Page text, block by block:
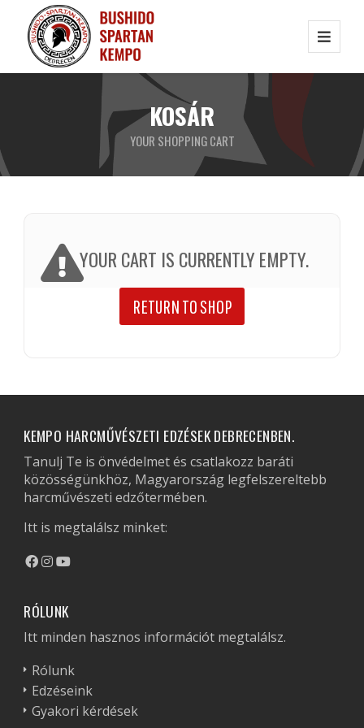
KOSÁR
YOUR SHOPPING CART
YOUR CART IS CURRENTLY EMPTY.
RETURN TO SHOP
KEMPO HARCMŰVÉSZETI EDZÉSEK DEBRECENBEN.
Tanulj Te is önvédelmet és csatlakozz baráti
közösségünkhöz, Magyarország legfelszereltebb
harcművészeti edzőtermében.
Itt is megtalálsz minket:
RÓLUNK
Itt minden hasznos információt megtalálsz.
Rólunk
Edzéseink
Gyakori kérdések